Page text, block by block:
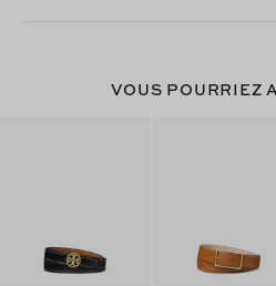
VOUS POURRIEZ